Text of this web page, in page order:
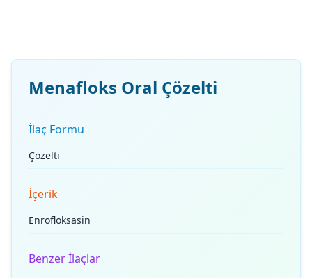
Menafloks Oral Çözelti
İlaç Formu
Çözelti
İçerik
Enrofloksasin
Benzer İlaçlar